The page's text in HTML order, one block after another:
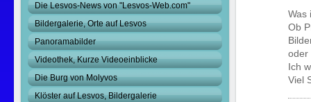
Die Lesvos-News von "Lesvos-Web.com"
Bildergalerie, Orte auf Lesvos
Panoramabilder
Videothek, Kurze Videoeinblicke
Die Burg von Molyvos
Klöster auf Lesvos, Bildergalerie
Was
Ob
oder
Ich
Viel